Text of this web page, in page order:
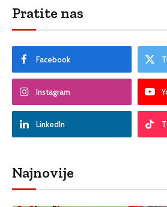
Pratite nas
Facebook
Instagram
LinkedIn
Najnovije